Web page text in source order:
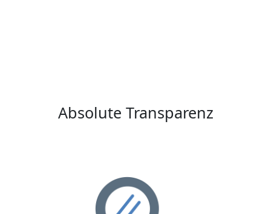
Absolute Transparenz